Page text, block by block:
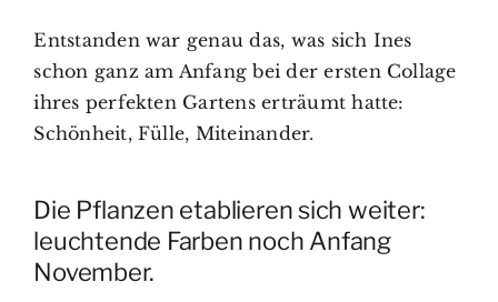
Entstanden war genau das, was sich Ines
schon ganz am Anfang bei der ersten Collage
ihres perfekten Gartens erträumt hatte:
Schönheit, Fülle, Miteinander.
Die Pflanzen etablieren sich weiter:
leuchtende Farben noch Anfang
November.